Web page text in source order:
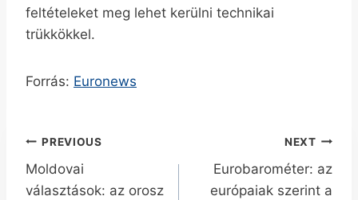
feltételeket meg lehet kerülni technikai
trükkökkel.
Forrás: Euronews
Bejegyzés
navigáció
PREVIOUS
Moldovai
választások: az orosz
NEXT
Eurobarométer: az
európaiak szerint a